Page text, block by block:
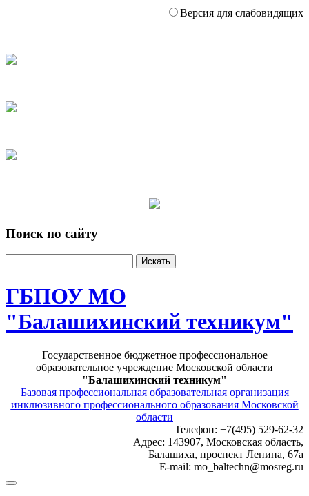
Версия для слабовидящих
Поиск по сайту
Искать
ГБПОУ МО
"Балашихинский техникум"
Государственное бюджетное профессиональное
образовательное учреждение Московской области
"Балашихинский техникум"
Базовая профессиональная образовательная организация
инклюзивного профессионального образования Московской
области
Телефон: +7(495) 529-62-32
Адрес: 143907, Московская область,
Балашиха, проспект Ленина, 67а
E-mail: mo_baltechn@mosreg.ru